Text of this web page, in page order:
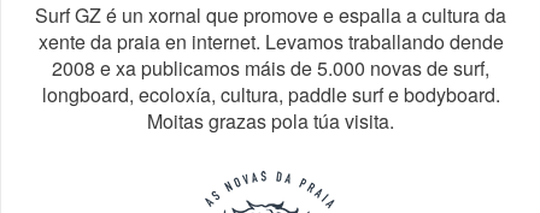
Surf GZ é un xornal que promove e espalla a cultura da
xente da praia en internet. Levamos traballando dende
2008 e xa publicamos máis de 5.000 novas de surf,
longboard, ecoloxía, cultura, paddle surf e bodyboard.
Moitas grazas pola túa visita.